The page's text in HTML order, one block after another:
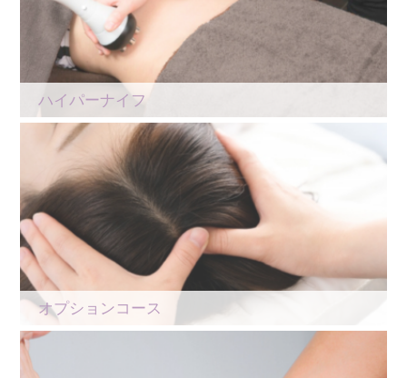
ハイパーナイフ
オプションコース